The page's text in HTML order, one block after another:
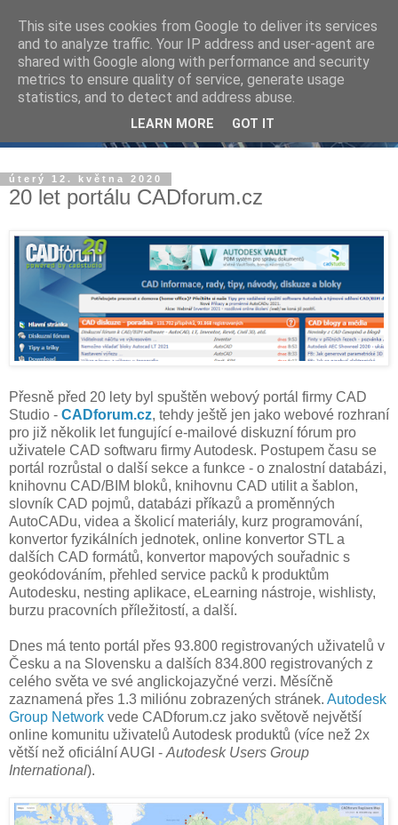
úterý 12. května 2020
20 let portálu CADforum.cz
Přesně před 20 lety byl spuštěn webový portál firmy CAD
Studio - CADforum.cz, tehdy ještě jen jako webové rozhraní
pro již několik let fungující e-mailové diskuzní fórum pro
uživatele CAD softwaru firmy Autodesk. Postupem času se
portál rozrůstal o další sekce a funkce - o znalostní databázi,
knihovnu CAD/BIM bloků, knihovnu CAD utilit a šablon,
slovník CAD pojmů, databázi příkazů a proměnných
AutoCADu, videa a školicí materiály, kurz programování,
konvertor fyzikálních jednotek, online konvertor STL a
dalších CAD formátů, konvertor mapových souřadnic s
geokódováním, přehled service packů k produktům
Autodesku, nesting aplikace, eLearning nástroje, wishlisty,
burzu pracovních příležitostí, a další.
Dnes má tento portál přes 93.800 registrovaných uživatelů v
Česku a na Slovensku a dalších 834.800 registrovaných z
celého světa ve své anglickojazyčné verzi. Měsíčně
zaznamená přes 1.3 miliónu zobrazených stránek. Autodesk
Group Network vede CADforum.cz jako světově největší
online komunitu uživatelů Autodesk produktů (více než 2x
větší než oficiální AUGI - Autodesk Users Group
International).
This site uses cookies from Google to deliver its services
and to analyze traffic. Your IP address and user-agent are
shared with Google along with performance and security
metrics to ensure quality of service, generate usage
statistics, and to detect and address abuse.
LEARN MORE GOT IT